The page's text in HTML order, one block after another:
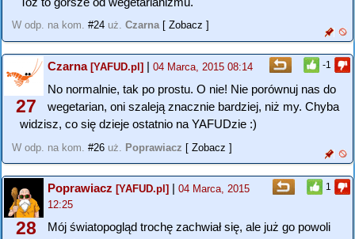
W odp. na kom. #24 uż. Czarna [ Zobacz ]
-1
27
Czarna[YAFUD.pl] | 04 Marca, 2015 08:14
No normalnie, tak po prostu. O nie! Nie porównuj nas do
wegetarian, oni szaleją znacznie bardziej, niż my. Chyba
widzisz, co się dzieje ostatnio na YAFUDzie :)
W odp. na kom. #26 uż. Poprawiacz [ Zobacz ]
1
28
Poprawiacz [YAFUD.pl] | 04 Marca, 2015
12:25
Mój światopogląd trochę zachwiał się, ale już go powoli